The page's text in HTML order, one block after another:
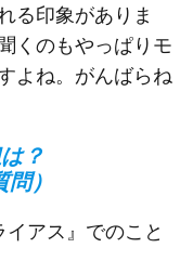
る印象がありま
くのもやっぱりモ
よね。がんばらね
？
）
イアス』でのこと